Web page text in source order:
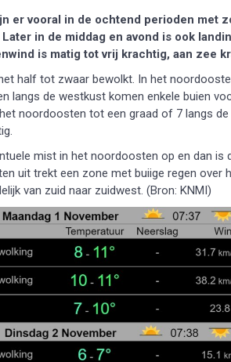
er vooral in de ochtend perioden met
in de middag en avond is ook
is matig tot vrij krachtig, aan zee
half tot zwaar bewolkt. In het
langs de westkust komen enkele buien
noordoosten tot een graad of 7 langs
mist in het noordoosten op en dan
uit trekt een zone met buiige regen over
van zuid naar zuidwest. (Bron: KNMI)